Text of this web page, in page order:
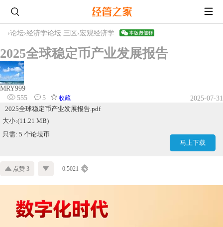
›论坛›经济学论坛 三区 ›宏观经济学
2025全球稳定币产业发展报告
MRY999
555
5 收藏
2025-07-31
2025全球稳定币产业发展报告.pdf
大小:(11.21 MB)
只需: 5 个论坛币
马上下载
点赞 3 0.5021